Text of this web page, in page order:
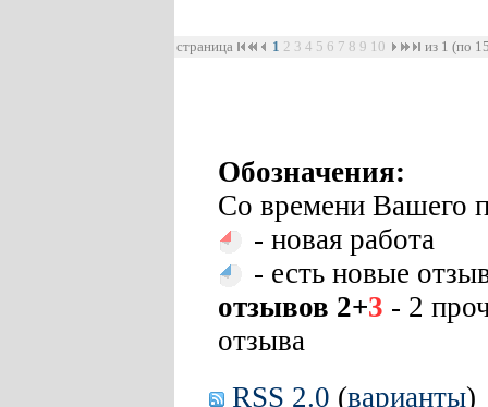
страница 1 2 3 4 5 6 7 8 9 10 из 1 (по
Обозначения:
Со времени Вашего
- новая работа
- есть новые
отзывов 2+3 - 2
отзыва
RSS 2.0 (варианты)